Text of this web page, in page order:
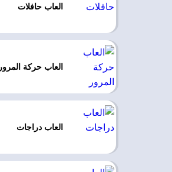
العاب حافلات
العاب حركة المرور
العاب دراجات